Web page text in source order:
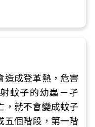
造成登革熱，危害
蚊子的幼蟲－孑
，就不會變成蚊子
五個階段，第一階